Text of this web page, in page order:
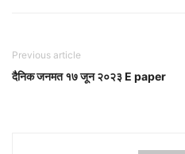
Previous article
दैनिक जनमत १७ जून २०२३ E paper